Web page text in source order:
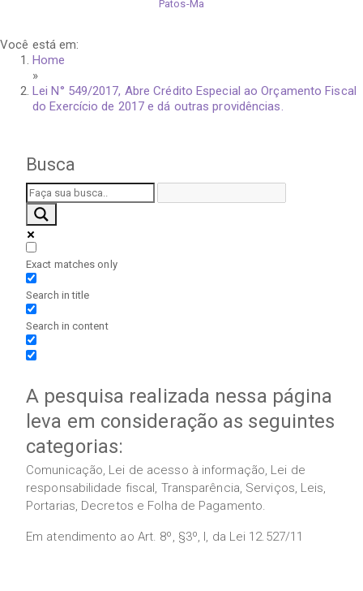
Você está em:
Home
»
Lei N° 549/2017, Abre Crédito Especial ao Orçamento Fiscal
do Exercício de 2017 e dá outras providências.
Busca
Exact matches only
Search in title
Search in content
A pesquisa realizada nessa página
leva em consideração as seguintes
categorias:
Comunicação, Lei de acesso à informação, Lei de
responsabilidade fiscal, Transparência, Serviços, Leis,
Portarias, Decretos e Folha de Pagamento.
Em atendimento ao Art. 8º, §3º, I, da Lei 12.527/11